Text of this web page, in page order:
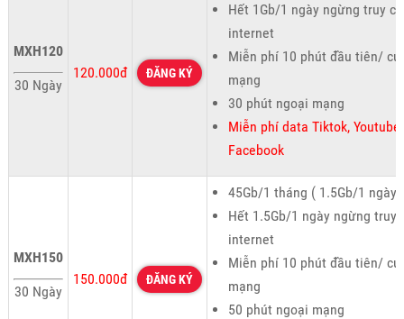
MXH120
30 Ngày
120.000đ ĐĂNG KÝ
Hết 1Gb/1 ngày ngừng truy
internet
Miễn phí 10 phút đầu tiên/
mạng
30 phút ngoại mạng
Miễn phí data Tiktok, Youtube,
Facebook
MXH150
30 Ngày
150.000đ ĐĂNG KÝ
45Gb/1 tháng ( 1.5Gb/1 ngày )
Hết 1.5Gb/1 ngày ngừng truy
internet
Miễn phí 10 phút đầu tiên/
mạng
50 phút ngoại mạng